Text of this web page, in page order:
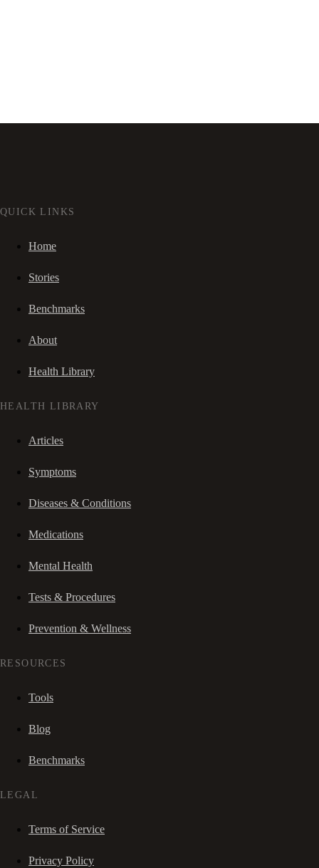
QUICK LINKS
Home
Stories
Benchmarks
About
Health Library
HEALTH LIBRARY
Articles
Symptoms
Diseases & Conditions
Medications
Mental Health
Tests & Procedures
Prevention & Wellness
RESOURCES
Tools
Blog
Benchmarks
LEGAL
Terms of Service
Privacy Policy